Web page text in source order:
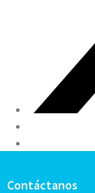
Contáctanos